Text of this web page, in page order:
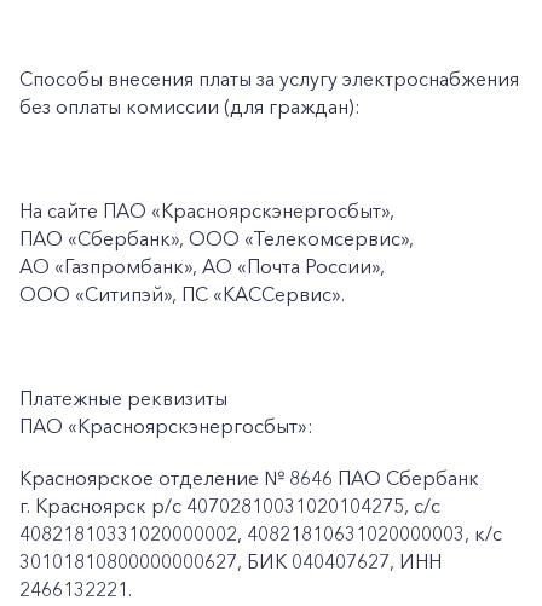
Способы внесения платы за услугу электроснабжения
без оплаты комиссии (для граждан):
На сайте ПАО «Красноярскэнергосбыт»,
ПАО «Сбербанк», ООО «Телекомсервис»,
АО «Газпромбанк», АО «Почта России»,
ООО «Ситипэй», ПС «КАССервис».
Платежные реквизиты
ПАО «Красноярскэнергосбыт»:
Красноярское отделение № 8646 ПАО Сбербанк
г. Красноярск p/c 40702810031020104275, с/с
40821810331020000002, 40821810631020000003, к/c
30101810800000000627, БИК 040407627, ИНН
2466132221.